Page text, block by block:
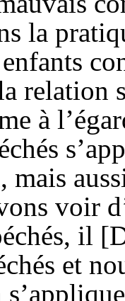
la
relation
à
mais
voir
il
et